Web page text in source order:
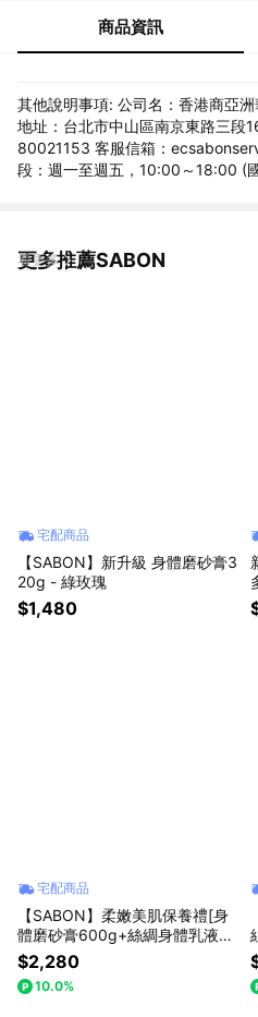
商品資訊
其他說明事項: 公司名：香港商亞
地址：台北市中山區南京東路三段
80021153 客服信箱：
段：週一至週五，10:00～18:00 (
更多推薦SABON
看更多
宅配商品
【SABON】新升級 身體磨砂膏3
20g - 綠玫瑰
$1,480
宅配商品
【SABON】柔嫩美肌保養禮[身
體磨砂膏600g+絲綢身體乳液5
0ml] 禮物獨家 x 哈根達斯限量
聯名組
$2,280
10.0%